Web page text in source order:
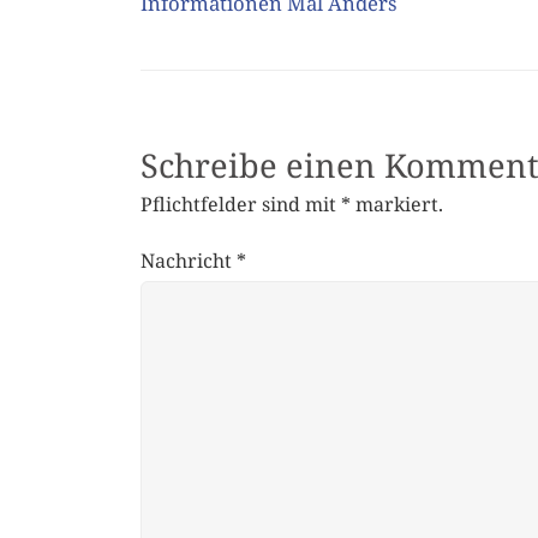
Schreibe einen
Pflichtfelder sind mit * markiert.
Nachricht *